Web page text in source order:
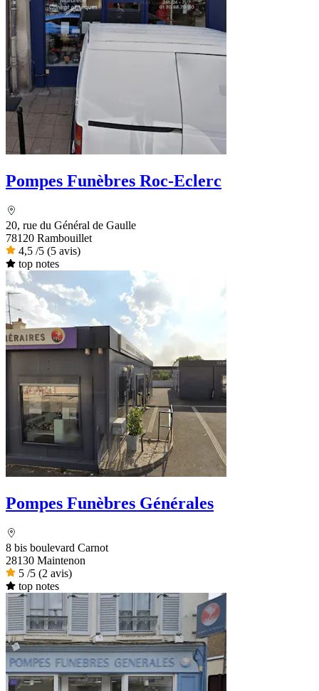
Pompes Funèbres Roc-Eclerc
20, rue du Général de Gaulle
78120 Rambouillet
4,5 /5 (5 avis)
top notes
Pompes Funèbres Générales
8 bis boulevard Carnot
28130 Maintenon
5 /5 (2 avis)
top notes